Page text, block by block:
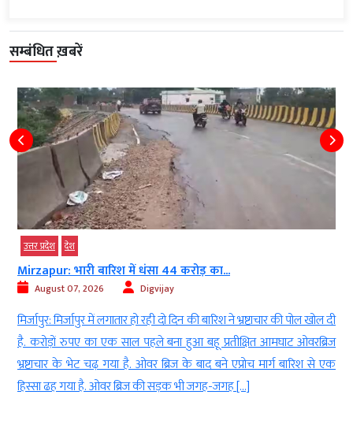
सम्बंधित ख़बरें
उत्तर प्रदेश देश
Mirzapur: भारी बारिश में धंसा 44 करोड़ का...
August 07, 2026 Digvijay
मिर्जापुर: मिर्जापुर में लगातार हो रही दो दिन की बारिश ने भ्रष्टाचार की पोल खोल दी
है. करोड़ों रुपए का एक साल पहले बना हुआ बहू प्रतीक्षित आमघाट ओवरब्रिज
भ्रष्टाचार के भेट चढ़ गया है. ओवर ब्रिज के बाद बने एप्रोच मार्ग बारिश से एक
हिस्सा ढह गया है. ओवर ब्रिज की सड़क भी जगह-जगह […]